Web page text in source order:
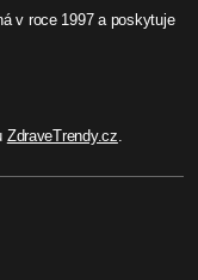
v roce 1997 a poskytuje
ZdraveTrendy.cz.